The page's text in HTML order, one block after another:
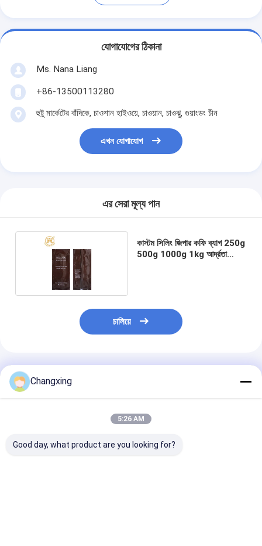
যোগাযোগের ঠিকানা
Ms. Nana Liang
+86-13500113280
হুটু মার্কেটের বাঁদিকে, চাওশান হাইওয়ে, চাওয়ান, চাওঝু, গুয়াংডং চীন
এখন যোগাযোগ
এর সেরা মূল্য পান
কাস্টম সিলিং জিপার কফি ব্যাগ 250g
500g 1000g 1kg আর্দ্রতা
চালিয়ে
প্রস্তাবিত পণ্য
Changxing
5:26 AM
Good day, what product are you looking for?